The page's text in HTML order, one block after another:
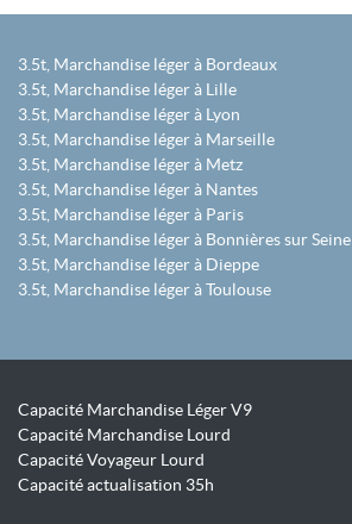
3.5t, Marchandise léger à Bordeaux
3.5t, Marchandise léger à Lille
3.5t, Marchandise léger à Lyon
3.5t, Marchandise léger à Marseille
3.5t, Marchandise léger à Metz
3.5t, Marchandise léger à Nantes
3.5t, Marchandise léger à Paris
3.5t, Marchandise léger à Bonnières sur Seine
3.5t, Marchandise léger à Dieppe
3.5t, Marchandise léger à Toulouse
Capacité Marchandise Léger V9
Capacité Marchandise Lourd
Capacité Voyageur Lourd
Capacité actualisation 35h